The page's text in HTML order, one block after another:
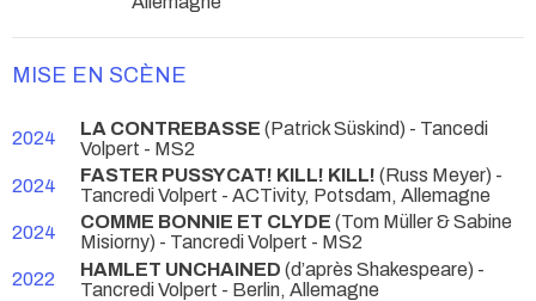
MISE EN SCÈNE
2024 LA CONTREBASSE (Patrick Süskind) - Tancedi
Volpert - MS2
2024
FASTER PUSSYCAT! KILL! KILL! (Russ Meyer) -
Tancredi Volpert - ACTivity, Potsdam, Allemagne
2024
COMME BONNIE ET CLYDE (Tom Müller & Sabine
Misiorny) - Tancredi Volpert - MS2
2022
HAMLET UNCHAINED (d’après Shakespeare) -
Tancredi Volpert - Berlin, Allemagne